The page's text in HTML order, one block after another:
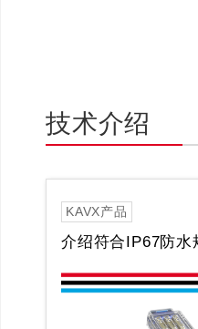
技术介绍
KAVX产品
介绍符合IP67防水